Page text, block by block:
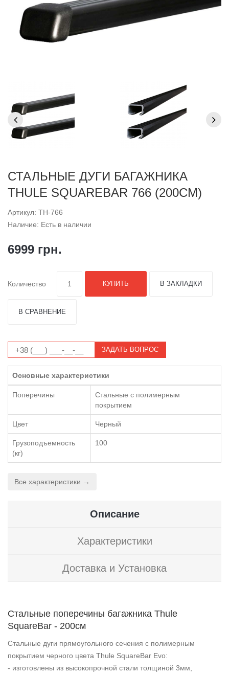
СТАЛЬНЫЕ ДУГИ БАГАЖНИКА
THULE SQUAREBAR 766 (200СМ)
Артикул: TH-766
Наличие: Есть в наличии
6999 грн.
Количество КУПИТЬ В ЗАКЛАДКИ
В СРАВНЕНИЕ
ЗАДАТЬ ВОПРОС
Основные характеристики
Поперечины
Стальные с полимерным
покрытием
Цвет Черный
Грузоподъемность
(кг)
100
Все характеристики →
Описание
Характеристики
Доставка и Установка
Стальные поперечины багажника Thule
SquareBar - 200см
Стальные дуги прямоугольного сечения с полимерным
покрытием черного цвета Thule SquareBar Evo:
- изготовлены из высокопрочной стали толщиной 3мм,